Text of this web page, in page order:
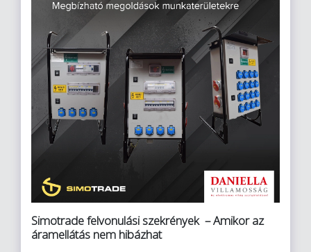
Simotrade felvonulási szekrények – Amikor az
áramellátás nem hibázhat